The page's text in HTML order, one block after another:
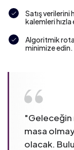
Satış
kalemleri hızla
Algoritmik
minimize edin.
"Geleceğin
masa
olacak.